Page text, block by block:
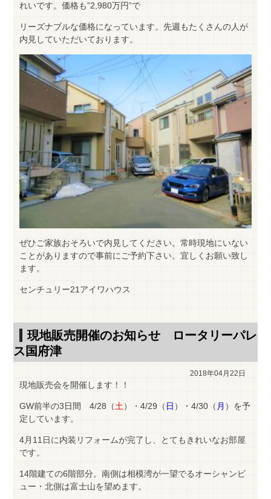
れいです。価格も”2,980万円”で
リーズナブルな価格になっています。先週もたくさんの人が
内見していただいております。
ぜひご家族おそろいで内見してください。常時現地にいない
ことがありますので事前にご予約下さい。宜しくお願い致し
ます。
センチュリー21アイワハウス
現地販売開催のお知らせ ロータリーパレ
ス国府津
2018年04月22日
現地販売会を開催します！！
GW前半の3日間 4/28（土）・4/29（ 日 ）・4/30（ 月 ）を予
定しています。
4月11日に内装リフォームが完了し、とてもきれいなお部屋
です。
14階建ての6階部分。南側は相模湾が一望でるオーシャンビ
ュー・北側は富士山を望めます。